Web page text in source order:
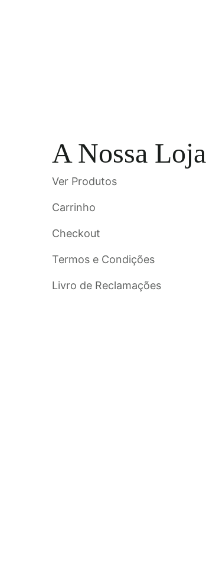
A Nossa Loja
Ver Produtos
Carrinho
Checkout
Termos e Condições
Livro de Reclamações